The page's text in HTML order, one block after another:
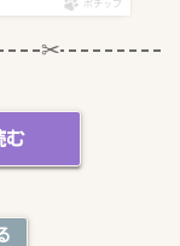
ポチップ
む